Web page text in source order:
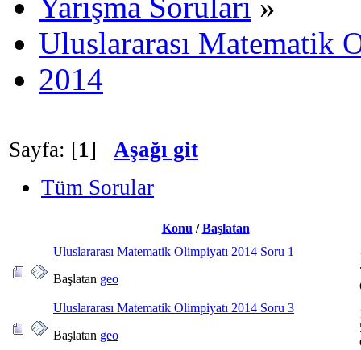
Uluslararası Matematik
2014
Sayfa: [1] Aşağı git
Tüm Sorular
Konu /Başlatan
Uluslararası Matematik Olimpiyatı 2014 Soru 1
Başlatan geo
Uluslararası Matematik Olimpiyatı 2014 Soru 3
Başlatan geo